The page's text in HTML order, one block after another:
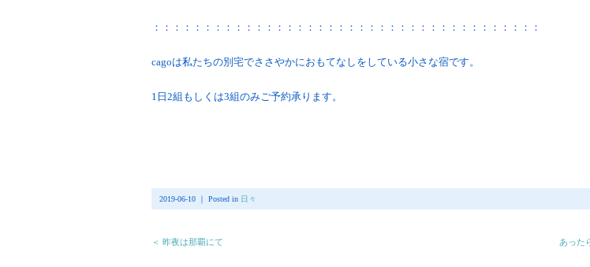
：：：：：：：：：：：：：：：：：：：：：：：：：：：：：：：：：：：：：：
cagoは私たちの別宅でささやかにおもてなしをしている小さな宿です。
1日2組もしくは3組のみご予約承ります。
2019-06-10 ｜ Posted in 日々
＜ 昨夜は那覇にて あった